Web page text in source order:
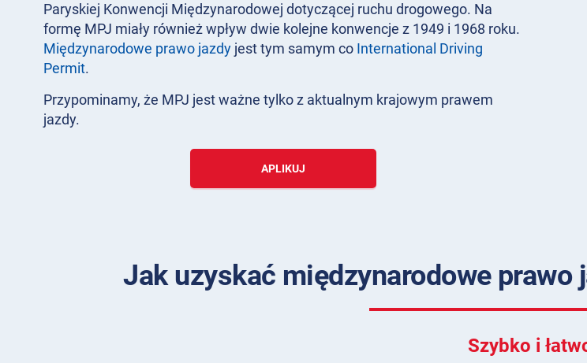
Paryskiej Konwencji Międzynarodowej dotyczącej ruchu drogowego. Na
formę MPJ miały również wpływ dwie kolejne konwencje z 1949 i 1968 roku.
Międzynarodowe prawo jazdy jest tym samym co International Driving
Permit.
Przypominamy, że MPJ jest ważne tylko z aktualnym krajowym prawem
jazdy.
APLIKUJ
Jak uzyskać międzynarodowe prawo
Szybko i